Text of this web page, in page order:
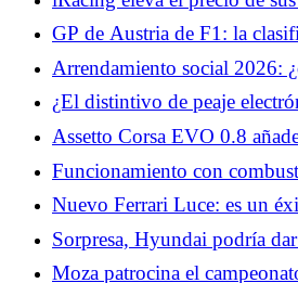
términos de velocidad, fue
octavo”
GP de Austria de F1: la
carrera, Max Verstappen está
victoria, Isack Hadjar a las
Arrendamiento social 2026:
Alfa Romeo Junior y Lancia
¿El distintivo de peaje
vacaciones?
Assetto Corsa EVO 0.8
Kyalami, VR y modding.
Funcionamiento con
en E.Leclerc los días 3 y 4 de
para los automovilistas de
Nuevo Ferrari Luce: es un
ejemplares previstos ya se
Sorpresa, Hyundai podría
y al i40 en Europa y reinvertir
Moza patrocina el